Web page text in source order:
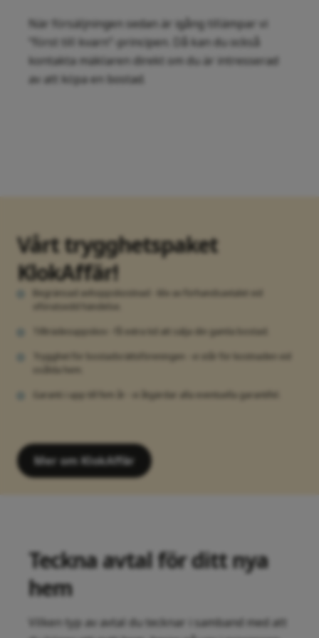
När försäljningen sedan är igång tillämpar vi
“först till kvarn”-principen. Då kan du också
kontakta mäklaren direkt om du är intresserad
av att köpa en bostad.
Vårt trygghetspaket
KlokAffär!
Begränsad avhoppskostnad - kliv av förhandsavtalet vid
oförutsedd händelse.
Tillträdesuppskov - få extra tid att sälja din gamla bostad.
Trygghet för bostadsrättsföreningen - vi står för kostnaden vid
Garanti i upp till fem år - vi åtgärdar alla eventuella garantifel.
Mer om KlokAffär
Teckna avtal för ditt nya
hem
Vilken typ av avtal du tecknar i samband med att